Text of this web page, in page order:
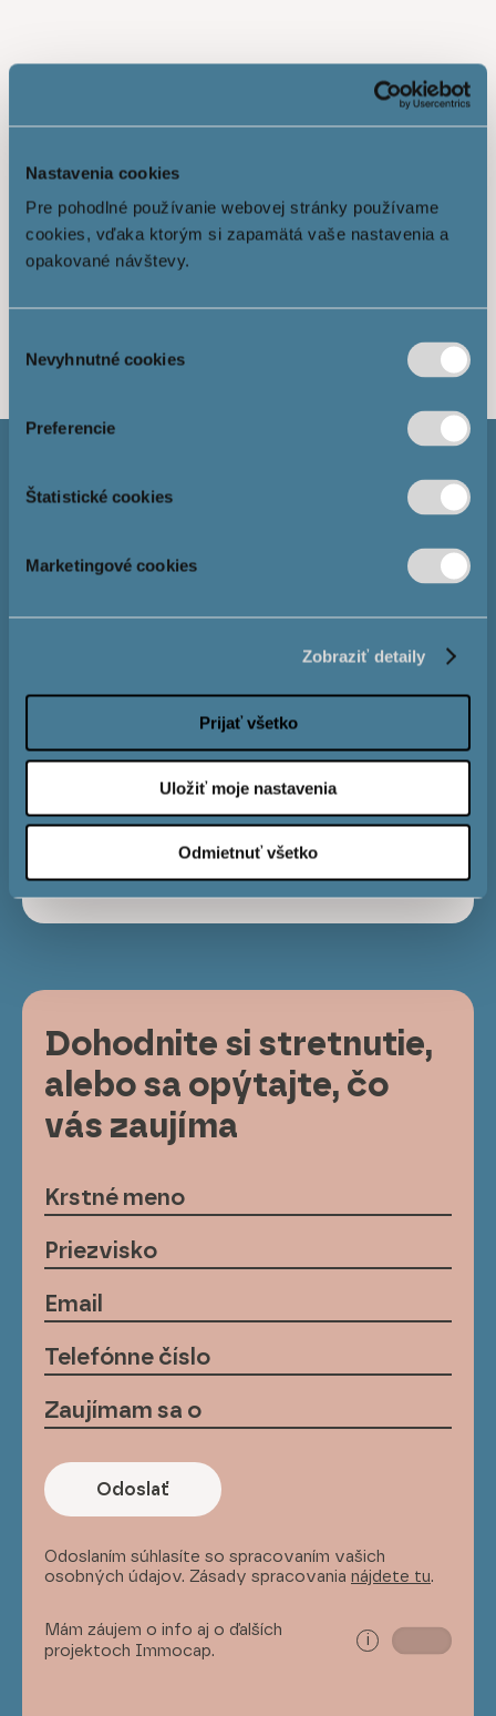
Nastavenia cookies
Pre pohodlné používanie webovej stránky používame
cookies, vďaka ktorým si zapamätá vaše nastavenia a
opakované návštevy.
súhlasu
Nevyhnutné cookies
Preferencie
Štatistické cookies
Marketingové cookies
Zobraziť detaily
Prijať všetko
Uložiť moje nastavenia
Odmietnuť všetko
hypotéky
4,0 %
Mesačná
Dohodnite si stretnutie,
alebo sa opýtajte, čo
vás zaujíma
Odoslať
Odoslaním súhlasíte so spracovaním vašich
osobných údajov. Zásady spracovania nájdete tu.
Mám záujem o info aj o ďalších
projektoch Immocap.
i